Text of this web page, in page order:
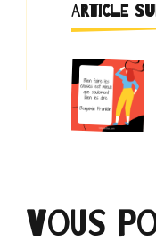
ARTICLE
Vous